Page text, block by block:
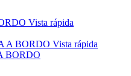
Vista rápida
Vista rápida
BORDO